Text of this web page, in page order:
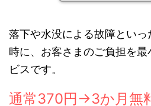
落下や水没による故障とい
時に、お客さまのご負担を
ビスです。
通常370円→3か月無